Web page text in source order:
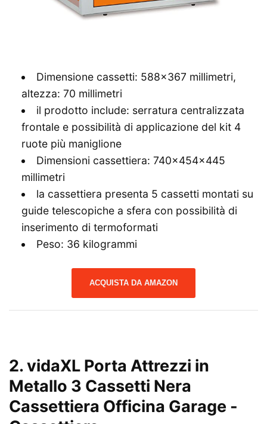
Dimensione cassetti: 588×367 millimetri,
altezza: 70 millimetri
il prodotto include: serratura centralizzata
frontale e possibilità di applicazione del kit 4
ruote più maniglione
Dimensioni cassettiera: 740x454x445
millimetri
la cassettiera presenta 5 cassetti montati su
guide telescopiche a sfera con possibilità di
inserimento di termoformati
Peso: 36 kilogrammi
ACQUISTA DA AMAZON
2. vidaXL Porta Attrezzi in
Metallo 3 Cassetti Nera
Cassettiera Officina Garage -